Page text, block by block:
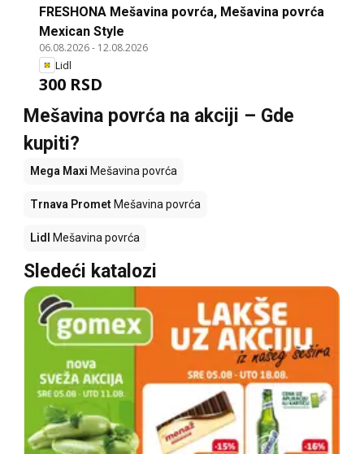
FRESHONA Mešavina povrća, Mešavina povrća
Mexican Style
06.08.2026- 12.08.2026
Lidl
300 RSD
Mešavina povrća na akciji – Gde
kupiti?
Mega Maxi Mešavina povrća
Trnava Promet Mešavina povrća
Lidl Mešavina povrća
Sledeći katalozi